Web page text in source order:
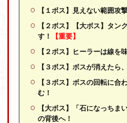
【１ボス】見えない範囲攻
【２ボス】
【大ボス】タン
す！
【重要】
【２ボス】ヒーラーは線を
【３ボス】ボスが消えたら
【３ボス】ボスの回転に合
む！
【大ボス】「石になっちま
の背後へ！